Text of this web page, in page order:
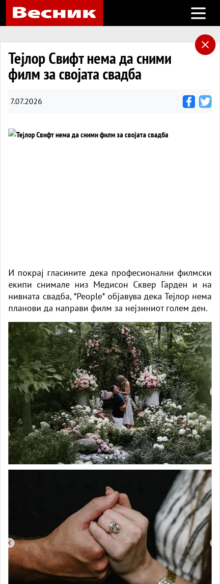
Open
Тејлор Свифт нема да сними
филм за својата свадба
7.07.2026
И покрај гласините дека професионални филмски
екипи снимале низ Медисон Сквер Гарден и на
нивната свадба, *People* објавува дека Тејлор нема
планови да направи филм за нејзиниот голем ден.